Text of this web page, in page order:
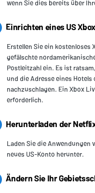
wenn Sie dies bereits über
Einrichten eines US
Erstellen Sie ein kostenloses
gefälschte
Postleitzahl ein. Es ist
und die Adresse eines
nachzuschlagen. Ein Xbox
erforderlich.
Herunterladen der
Laden Sie die Anwendungen
neues US-Konto herunter.
Ändern Sie Ihr